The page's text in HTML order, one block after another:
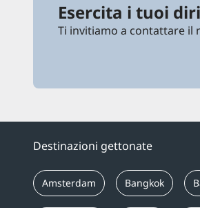
Esercita i tuoi
Ti invitiamo a contattare il
Destinazioni gettonate
Amsterdam Bangkok